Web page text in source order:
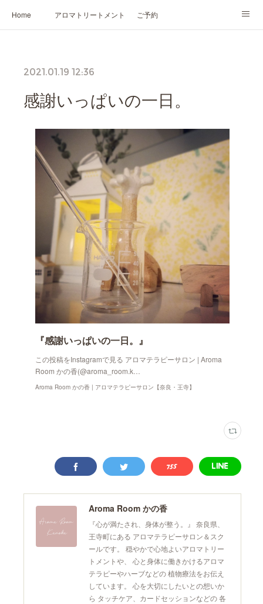
Home アロマトリートメント ご予約
プロフィール
2021.01.19 12:36
感謝いっぱいの一日。
『感謝いっぱいの一日。』
この投稿をInstagramで見る アロマテラピーサロン | Aroma
Room かの香(@aroma_room.k…
Aroma Room かの香 | アロマテラピーサロン【奈良・王寺】
Aroma Room かの香
『心が満たされ、身体が整う。』 奈良県、
王寺町にある アロマテラピーサロン＆スク
ールです。 穏やかで心地よいアロマトリー
トメントや、 心と身体に働きかけるアロマ
テラピーやハーブなどの 植物療法をお伝え
しています。 心を大切にしたいとの想いか
ら タッチケア、カードセッションなどの 各